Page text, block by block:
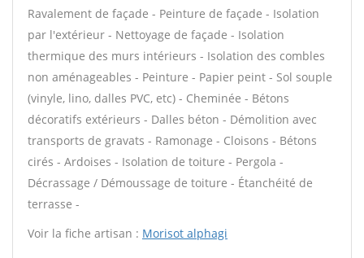
Ravalement de façade - Peinture de façade - Isolation
par l'extérieur - Nettoyage de façade - Isolation
thermique des murs intérieurs - Isolation des combles
non aménageables - Peinture - Papier peint - Sol souple
(vinyle, lino, dalles PVC, etc) - Cheminée - Bétons
décoratifs extérieurs - Dalles béton - Démolition avec
transports de gravats - Ramonage - Cloisons - Bétons
cirés - Ardoises - Isolation de toiture - Pergola -
Décrassage / Démoussage de toiture - Étanchéité de
terrasse -
Voir la fiche artisan : Morisot alphagi